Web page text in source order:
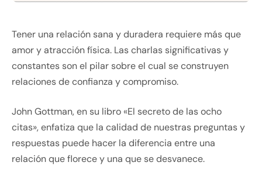
Tener una relación sana y duradera requiere más que
amor y atracción física. Las charlas significativas y
constantes son el pilar sobre el cual se construyen
relaciones de confianza y compromiso.
John Gottman, en su libro «El secreto de las ocho
citas», enfatiza que la calidad de nuestras preguntas y
respuestas puede hacer la diferencia entre una
relación que florece y una que se desvanece.